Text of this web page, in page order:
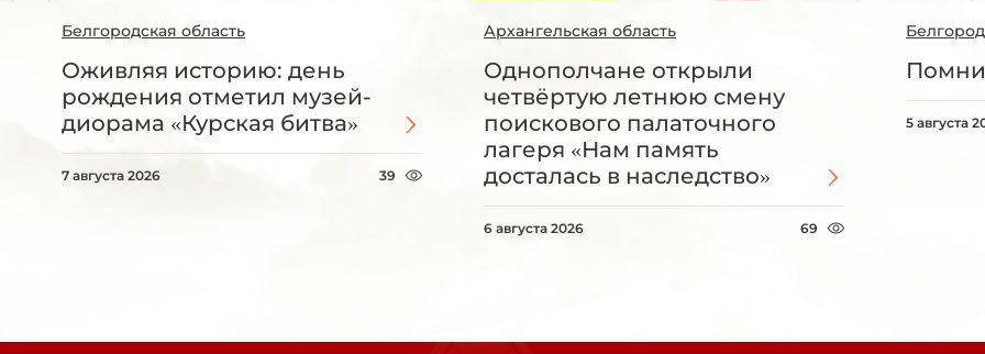
Белгородская область
Оживляя историю: день
рождения отметил музей-
диорама «Курская битва»
7 августа 2026 39
Архангельская область
Однополчане открыли
четвёртую летнюю смену
поискового палаточного
лагеря «Нам память
досталась в наследство»
6 августа 2026 69
5 августа